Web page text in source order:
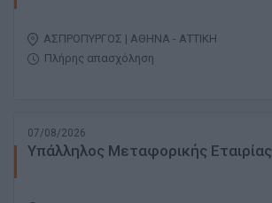
ΑΣΠΡΟΠΥΡΓΟΣ | ΑΘΗΝΑ - ΑΤΤΙΚΗ
Πλήρης απασχόληση
07/08/2026
Υπάλληλος Μεταφορικής Εταιρίας